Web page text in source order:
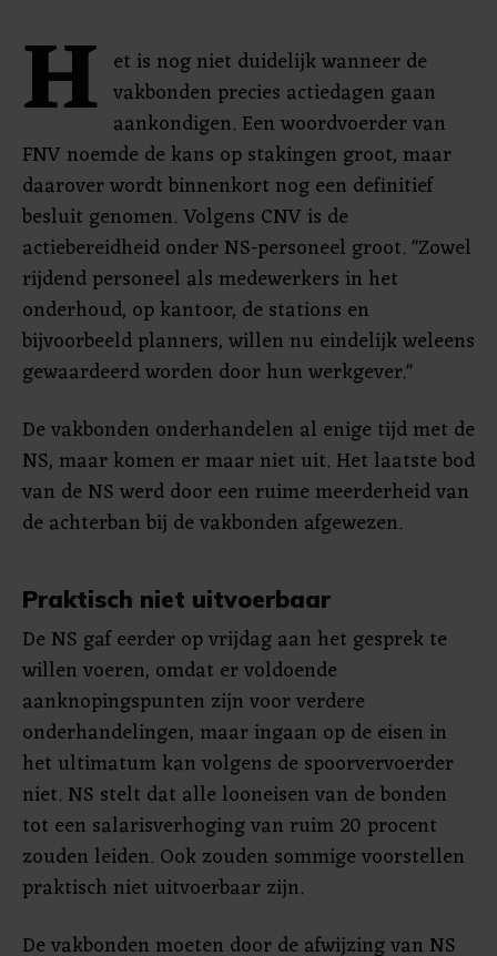
H et is nog niet duidelijk wanneer de
vakbonden precies actiedagen gaan
aankondigen. Een woordvoerder van
FNV noemde de kans op stakingen groot, maar
daarover wordt binnenkort nog een definitief
besluit genomen. Volgens CNV is de
actiebereidheid onder NS-personeel groot. "Zowel
rijdend personeel als medewerkers in het
onderhoud, op kantoor, de stations en
bijvoorbeeld planners, willen nu eindelijk weleens
gewaardeerd worden door hun werkgever."
De vakbonden onderhandelen al enige tijd met de
NS, maar komen er maar niet uit. Het laatste bod
van de NS werd door een ruime meerderheid van
de achterban bij de vakbonden afgewezen.
Praktisch niet uitvoerbaar
De NS gaf eerder op vrijdag aan het gesprek te
willen voeren, omdat er voldoende
aanknopingspunten zijn voor verdere
onderhandelingen, maar ingaan op de eisen in
het ultimatum kan volgens de spoorvervoerder
niet. NS stelt dat alle looneisen van de bonden
tot een salarisverhoging van ruim 20 procent
zouden leiden. Ook zouden sommige voorstellen
praktisch niet uitvoerbaar zijn.
De vakbonden moeten door de afwijzing van NS